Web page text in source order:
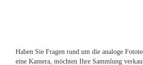
Haben Sie Fragen rund um die analoge
eine Kamera, möchten Ihre Sammlung